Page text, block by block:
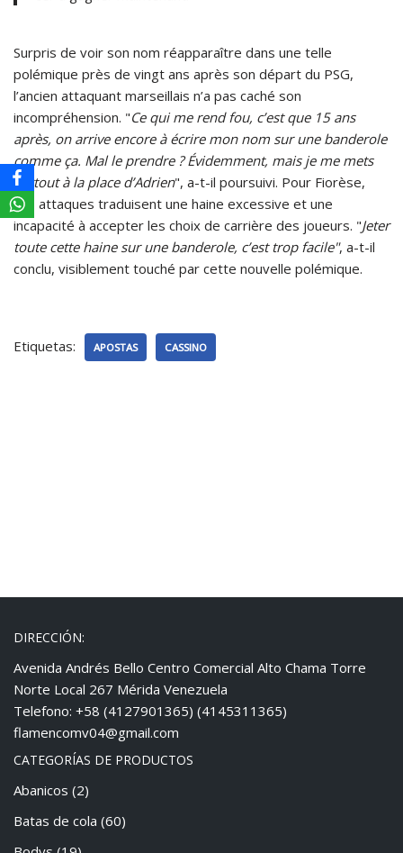
Surpris de voir son nom réapparaître dans une telle
polémique près de vingt ans après son départ du PSG,
l’ancien attaquant marseillais n’a pas caché son
incompréhension. "Ce qui me rend fou, c’est que 15 ans
après, on arrive encore à écrire mon nom sur une banderole
comme ça. Mal le prendre ? Évidemment, mais je me mets
surtout à la place d’Adrien", a-t-il poursuivi. Pour Fiorèse,
ces attaques traduisent une haine excessive et une
incapacité à accepter les choix de carrière des joueurs. "Jeter
toute cette haine sur une banderole, c’est trop facile", a-t-il
conclu, visiblement touché par cette nouvelle polémique.
Etiquetas: APOSTAS CASSINO
DIRECCIÓN:
Avenida Andrés Bello Centro Comercial Alto Chama Torre
Norte Local 267 Mérida Venezuela
Telefono: +58 (4127901365) (4145311365)
flamencomv04@gmail.com
CATEGORÍAS DE PRODUCTOS
Abanicos (2)
Batas de cola (60)